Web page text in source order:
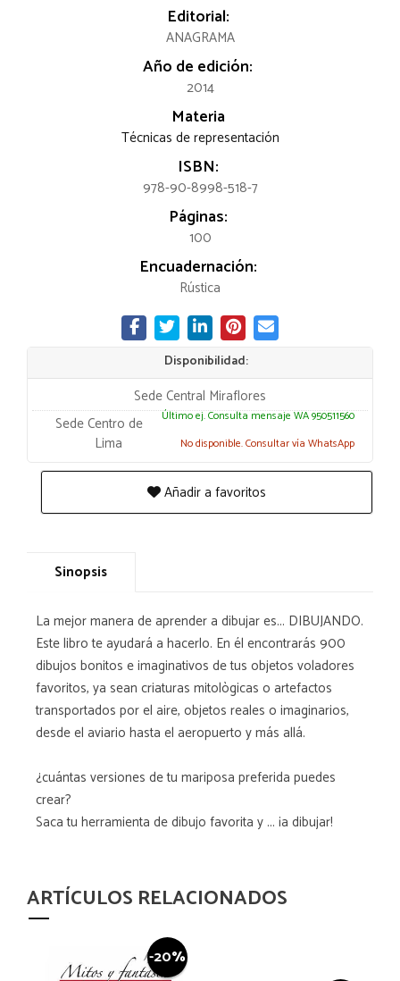
Editorial:
ANAGRAMA
Año de edición:
2014
Materia
Técnicas de representación
ISBN:
978-90-8998-518-7
Páginas:
100
Encuadernación:
Rústica
Disponibilidad:
Sede Central Miraflores
Último ej. Consulta mensaje WA 950511560
Sede Centro de
Lima
No disponible. Consultar vía WhatsApp
Añadir a favoritos
Sinopsis
La mejor manera de aprender a dibujar es... DIBUJANDO.
Este libro te ayudará a hacerlo. En él encontrarás 900
dibujos bonitos e imaginativos de tus objetos voladores
favoritos, ya sean criaturas mitològicas o artefactos
transportados por el aire, objetos reales o imaginarios,
desde el aviario hasta el aeropuerto y más allá.
¿cuántas versiones de tu mariposa preferida puedes
crear?
Saca tu herramienta de dibujo favorita y ... ¡a dibujar!
ARTÍCULOS RELACIONADOS
-20%